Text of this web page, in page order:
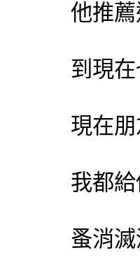
他推
到現
現在
我都
蚤消